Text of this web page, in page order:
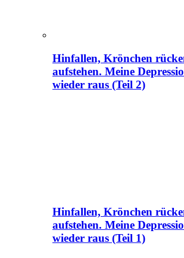
Hinfallen, Krönchen
aufstehen. Meine
wieder raus (Teil 2)
Hinfallen, Krönchen
aufstehen. Meine
wieder raus (Teil 1)